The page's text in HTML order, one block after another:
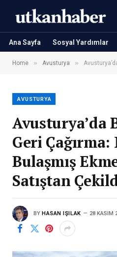
Ana Sayfa Sosyal Yardımlar
Home » Avusturya » Avusturya’da Billa’da
AVUSTURYA
Avusturya’da
Geri
Bulaşmış
Satıştan
BY HASAN IŞILAK 28 KASIM